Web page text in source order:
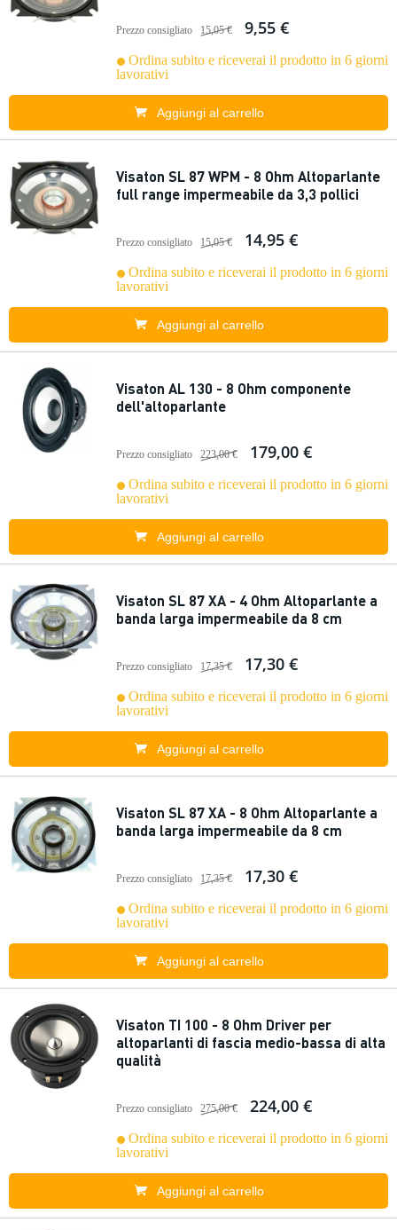
Prezzo consigliato 15,05 € 9,55 €
Ordina subito e riceverai il prodotto in 6 giorni
lavorativi
Aggiungi al carrello
Visaton SL 87 WPM - 8 Ohm Altoparlante
full range impermeabile da 3,3 pollici
Prezzo consigliato 15,05 € 14,95 €
Ordina subito e riceverai il prodotto in 6 giorni
lavorativi
Aggiungi al carrello
Visaton AL 130 - 8 Ohm componente
dell'altoparlante
Prezzo consigliato 223,00 € 179,00 €
Ordina subito e riceverai il prodotto in 6 giorni
lavorativi
Aggiungi al carrello
Visaton SL 87 XA - 4 Ohm Altoparlante a
banda larga impermeabile da 8 cm
Prezzo consigliato 17,35 € 17,30 €
Ordina subito e riceverai il prodotto in 6 giorni
lavorativi
Aggiungi al carrello
Visaton SL 87 XA - 8 Ohm Altoparlante a
banda larga impermeabile da 8 cm
Prezzo consigliato 17,35 € 17,30 €
Ordina subito e riceverai il prodotto in 6 giorni
lavorativi
Aggiungi al carrello
Visaton TI 100 - 8 Ohm Driver per
altoparlanti di fascia medio-bassa di alta
qualità
Prezzo consigliato 275,00 € 224,00 €
Ordina subito e riceverai il prodotto in 6 giorni
lavorativi
Aggiungi al carrello